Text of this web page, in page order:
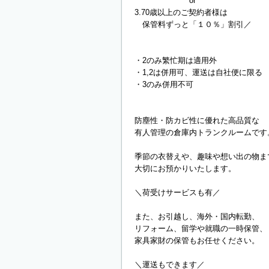
3.70歳以上のご契約者様は
保管料ずっと「１０％」割引／
・2のみ繁忙期は適用外
・1,2は併用可、運送は自社便に限る
・3のみ併用不可
防塵性・防カビ性に優れた高品質な
有人管理の倉庫内トランクルームです
季節の衣替えや、趣味や想い出の物ま
大切にお預かりいたします。
＼荷受けサービスも有／
また、お引越し、海外・国内転勤、
リフォーム、留学や就職の一時保管、
家具家財の保管もお任せください。
＼運送もできます／